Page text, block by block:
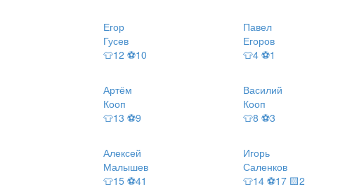
Егор
Гусев
👕12 ⚽10
Павел
Егоров
👕4 ⚽1
Артём
Кооп
👕13 ⚽9
Василий
Кооп
👕8 ⚽3
Алексей
Малышев
👕15 ⚽41
Игорь
Саленков
👕14 ⚽17 🟨2